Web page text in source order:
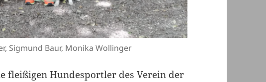
Sigmund Baur, Monika Wollinger
fleißigen Hundesportler des Verein der